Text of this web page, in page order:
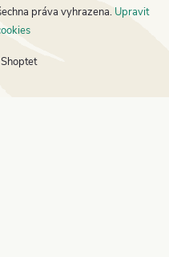
práva vyhrazena. Upravit